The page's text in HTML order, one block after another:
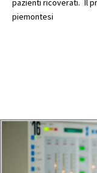
pazienti ricoverati. Il
piemontesi